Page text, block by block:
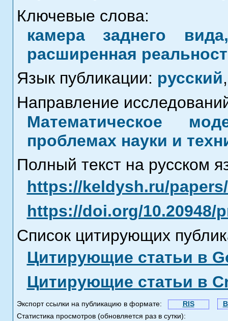
Ключевые слова:
камера заднего
расширенная
Язык публикации: русский,
Направление
Математическое
проблемах науки и
Полный текст на русском
https://keldysh.ru/
https://doi.org/10.20948/
Список цитирующих
Цитирующие статьи в
Цитирующие статьи в
Экспорт ссылки на публикацию в формате: RIS
Статистика просмотров (обновляется раз в сутки):